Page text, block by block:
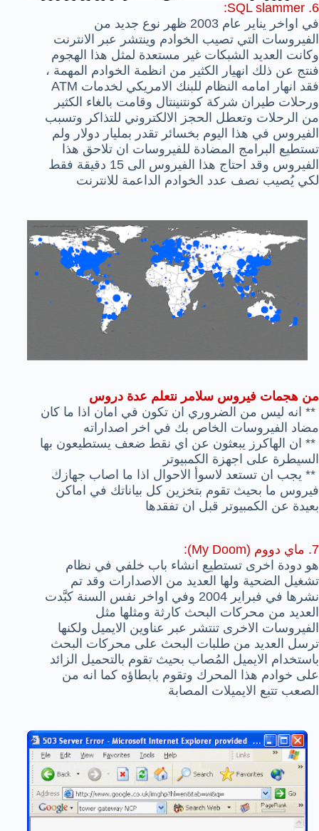
6. SQL slammer:
في اواخر يناير عام 2003 ظهر نوع جديد من
الفيروسات التي تصيب الخوادم وينتشر عبر الانترنت
وكانت العديد الشبكات غير مستعدة لمثل هذا الهجوم
فنتج عن ذلك انهيار الكثير من انظمة الخوادم المهمة ،
فقد انهار امامه النظام للبنك الامريكي لخدمات ATM
ورحلات طيران شركة كونتنينتال وقامت بالغاء الكثير
من الرحلات وتعطل الحجز الالكتروني للتذاكر وتسبب
الفيروس في هذا اليوم بخسائر تقدر بمليار دولار ولم
تستطيع البرامج المضادة للفيروسات ان تلاحق هذا
الفيروس وقد احتاج هذا الفيروس الى 15 دقيقة فقط
لكي يُصيب نصف عدد الخوادم الداعمة للانترنت
من هجمات فيروس سلامر نتعلم عدة دروس
** انه ليس من الضروري ان تكون في امان اذا ما كان
مضاد الفيروسات الخاص بك في اخر اصداراته
** ان الهاكرز يبعثون عن اي نقط ضعف يستطيعون بها
السيطرة على اجهزة الكمبيوتر
** يجب ان تستعد لاسوأ الاحوال اذا ما اصاب جهازك
فيروس ما بحيث تقوم بتخزين كل بياناتك في اماكن
بعيدة عن الكمبيوتر قبل ان تفقدها
7. ماي دووم (My Doom):
هو دودة اخرى تستطيع انشاء باب خلفي في نظام
تشغيل الضحية ولها العديد من الاصدارات وقد تم
نشرها في فبراير 2004 وفي اواخر نفس السنة كبَّدت
العديد من محركات البحث كارثة ومثلها مثل
الفيروسات الاخرى تنتشر عبر عناوين الايميل ولكنها
ترسل العديد من طلبات البحث على محركات البحث
باستخدام الايميل المُصاب بحيث تقوم بالتحميل الزائد
على خوادم هذا المحرك وتقوم بابطاؤه كما انه من
الصعب تتبع الايميلات المصابة